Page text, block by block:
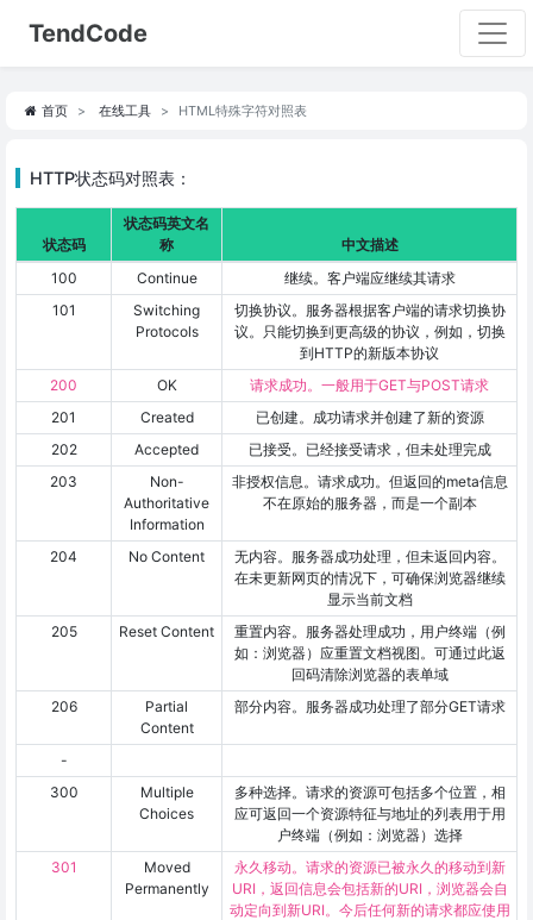
TendCode
首页 在线工具 HTML特殊字符对照表
HTTP状态码对照表：
状态码
状态码英文名
称
中文描述
100
Continue
继续。客户端应继续其请求
101
Switching
Protocols
切换协议。服务器根据客户端的请求切换协
议。只能切换到更高级的协议，例如，切换
到HTTP的新版本协议
200
OK
请求成功。一般用于GET与POST请求
201
Created
已创建。成功请求并创建了新的资源
202
Accepted
已接受。已经接受请求，但未处理完成
203
Non-
Authoritative
Information
非授权信息。请求成功。但返回的meta信息
不在原始的服务器，而是一个副本
204 No Content
无内容。服务器成功处理，但未返回内容。
在未更新网页的情况下，可确保浏览器继续
显示当前文档
205
Reset Content
重置内容。服务器处理成功，用户终端（例
如：浏览器）应重置文档视图。可通过此返
回码清除浏览器的表单域
206
Partial
Content
部分内容。服务器成功处理了部分GET请求
-
300
Multiple
Choices
多种选择。请求的资源可包括多个位置，相
应可返回一个资源特征与地址的列表用于用
户终端（例如：浏览器）选择
301
Moved
Permanently
永久移动。请求的资源已被永久的移动到新
URI，返回信息会包括新的URI，浏览器会自
动定向到新URI。今后任何新的请求都应使用